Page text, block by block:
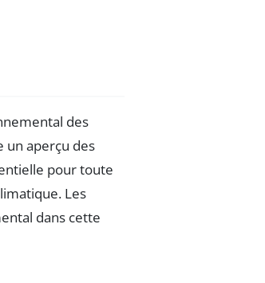
des
un aperçu des
pour toute
Les
dans cette